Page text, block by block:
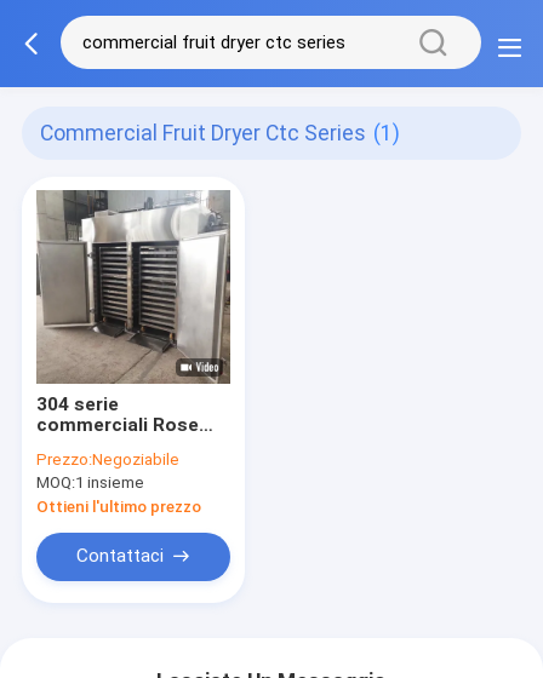
Commercial Fruit Dryer Ctc Series (1)
304 serie
commerciali Rose
Machine
dell'essiccatore ctc
della frutta di acciaio
inossidabile
Prezzo:Negoziabile
MOQ:1 insieme
Ottieni l'ultimo prezzo
Contattaci